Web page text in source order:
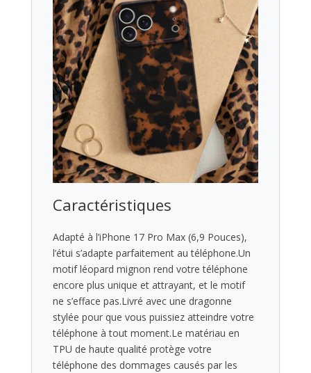
Caractéristiques
Adapté à l’iPhone 17 Pro Max (6,9 Pouces),
l’étui s’adapte parfaitement au téléphone.Un
motif léopard mignon rend votre téléphone
encore plus unique et attrayant, et le motif
ne s’efface pas.Livré avec une dragonne
stylée pour que vous puissiez atteindre votre
téléphone à tout moment.Le matériau en
TPU de haute qualité protège votre
téléphone des dommages causés par les